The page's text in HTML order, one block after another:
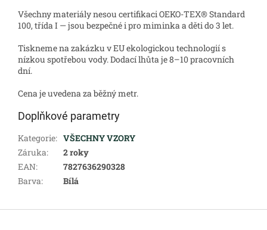
Všechny materiály nesou certifikaci OEKO-TEX® Standard
100, třída I — jsou bezpečné i pro miminka a děti do 3 let.
Tiskneme na zakázku v EU ekologickou technologií s
nízkou spotřebou vody. Dodací lhůta je 8–10 pracovních
dní.
Cena je uvedena za běžný metr.
Doplňkové parametry
Kategorie: VŠECHNY VZORY
Záruka:
2 roky
EAN:
7827636290328
Barva: Bílá